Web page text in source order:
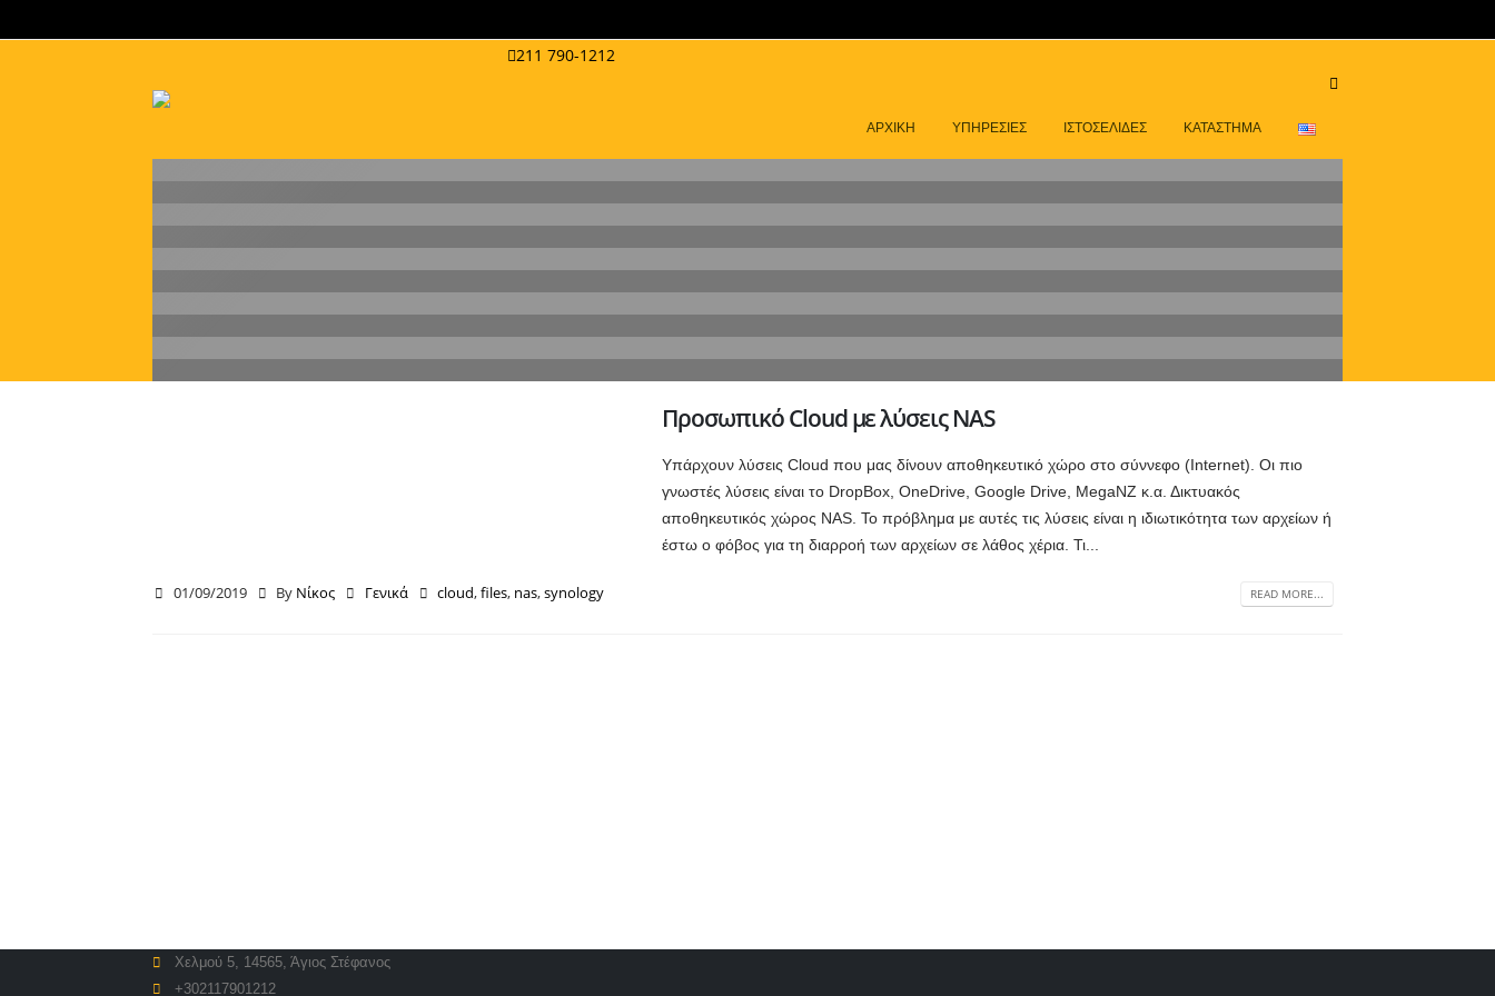
211 790-1212
ΑΡΧΙΚΗ ΥΠΗΡΕΣΙΕΣ ΙΣΤΟΣΕΛΙΔΕΣ ΚΑΤΑΣΤΗΜΑ
Προσωπικό Cloud με λύσεις NAS
Υπάρχουν λύσεις Cloud που μας δίνουν αποθηκευτικό χώρο στο σύννεφο (Internet). Οι πιο
γνωστές λύσεις είναι το DropBox, OneDrive, Google Drive, MegaNZ κ.α. Δικτυακός
αποθηκευτικός χώρος NAS. Το πρόβλημα με αυτές τις λύσεις είναι η ιδιωτικότητα των αρχείων ή
έστω ο φόβος για τη διαρροή των αρχείων σε λάθος χέρια. Τι...
01/09/2019 By Νίκος Γενικά cloud,files, nas,synology READ MORE...
Χελμού 5, 14565, Άγιος Στέφανος
+302117901212